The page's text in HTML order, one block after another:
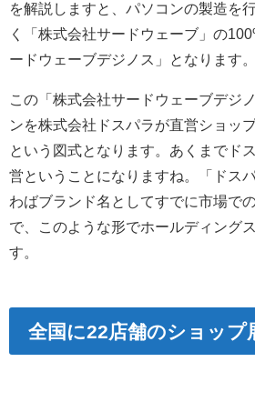
を解説しますと、パソコンの製造を
く「株式会社サードウェーブ」の
ードウェーブデジノス」となります。
この「株式会社サードウェーブデジ
ンを株式会社ドスパラが直営ショッ
という図式となります。あくまでド
営ということになりますね。「ドス
わばブランド名としてすでに市場で
で、このような形でホールディング
す。
全国に22店舗のショップ